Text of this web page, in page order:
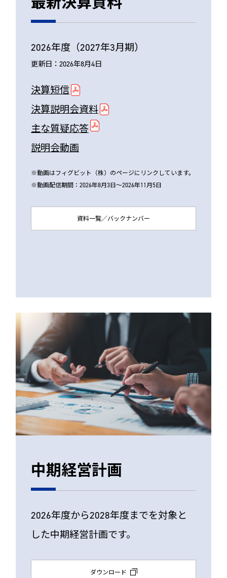
2026年度（2027年3月期）
更新日：2026年8月4日
決算短信
決算説明会資料
主な質疑応答
説明会動画
※動画はフィグビット（株）のページにリンクしています。
※動画配信期間：2026年8月3日～2026年11月5日
資料一覧／バックナンバー
中期経営計画
2026年度から2028年度までを対象と
した中期経営計画です。
ダウンロード